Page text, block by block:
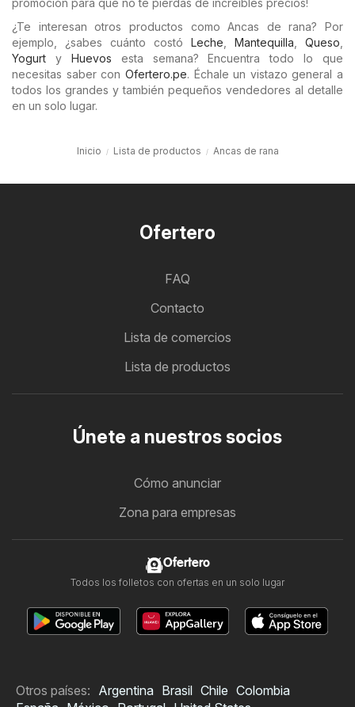
promoción para que no te pierdas de increíbles precios!
¿Te interesan otros productos como Ancas de rana? Por
ejemplo, ¿sabes cuánto costó Leche Mantequilla Queso
Yogurt y Huevos esta semana? Encuentra todo lo que
necesitas saber con Ofertero.pe. Échale un vistazo general a
todos los grandes y también pequeños vendedores al detalle
en un solo lugar.
Inicio Lista de productos Ancas de rana
Ofertero
FAQ
Contacto
Lista de comercios
Lista de productos
Únete a nuestros socios
Cómo anunciar
Zona para empresas
Ofertero
Todos los folletos con ofertas en un solo lugar
Otros países: Argentina Brasil Chile Colombia